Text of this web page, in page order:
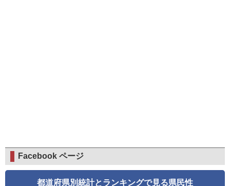
Facebook ページ
都道府県別統計とランキングで見る県民性